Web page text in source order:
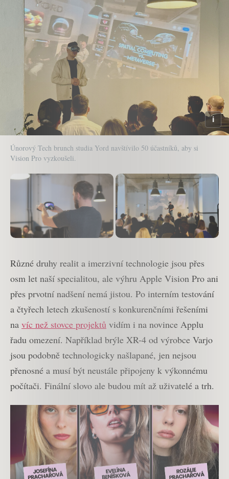
Únorový Tech brunch studia Yord navštívilo 50 účastníků, aby si
Vision Pro vyzkoušeli.
Různé druhy realit a imerzivní technologie jsou přes
osm let naší specialitou, ale výhru Apple Vision Pro ani
přes prvotní nadšení nemá jistou. Po interním testování
a čtyřech letech zkušeností s konkurenčními řešeními
na víc než stovce projektů vidím i na novince Applu
řadu omezení. Například brýle XR-4 od výrobce Varjo
jsou podobně technologicky našlapané, jen nejsou
přenosné a musí být neustále připojeny k výkonnému
počítači. Finální slovo ale budou mít až uživatelé a trh.